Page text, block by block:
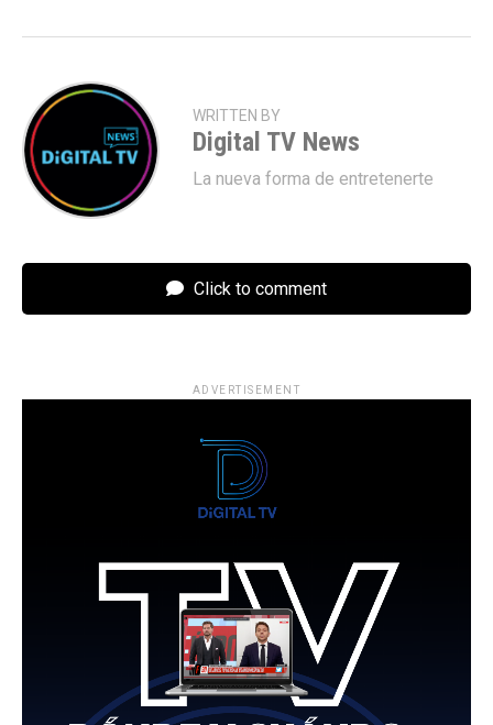
WRITTEN BY
Digital TV News
La nueva forma de entretenerte
Click to comment
ADVERTISEMENT